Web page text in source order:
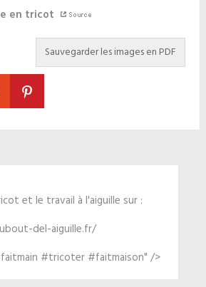
en tricot
et le travail à l'aiguille sur :
del-aiguille.fr/
#tricoter #faitmaison" />